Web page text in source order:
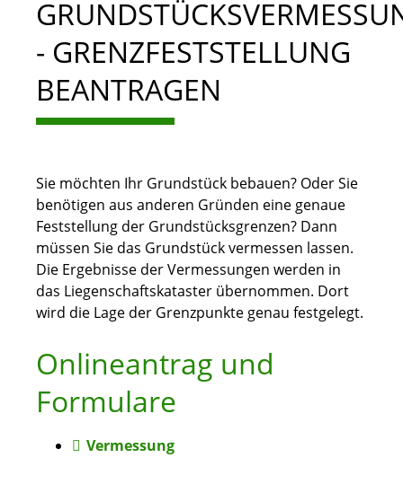
- GRENZFESTSTELLUNG
BEANTRAGEN
Sie möchten Ihr Grundstück bebauen? Oder Sie
benötigen aus anderen Gründen eine genaue
Feststellung der Grundstücksgrenzen? Dann
müssen Sie das Grundstück vermessen lassen.
Die Ergebnisse der Vermessungen werden in
das Liegenschaftskataster übernommen. Dort
wird die Lage der Grenzpunkte genau festgelegt.
Onlineantrag und
Formulare
Vermessung